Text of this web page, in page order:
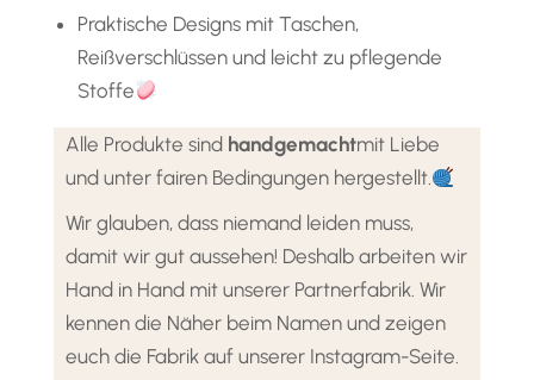
Praktische Designs mit Taschen,
Reißverschlüssen und leicht zu pflegende
Stoffe
Alle Produkte sind handgemachtmit Liebe
und unter fairen Bedingungen hergestellt.
Wir glauben, dass niemand leiden muss,
damit wir gut aussehen! Deshalb arbeiten wir
Hand in Hand mit unserer Partnerfabrik. Wir
kennen die Näher beim Namen und zeigen
euch die Fabrik auf unserer Instagram-Seite.